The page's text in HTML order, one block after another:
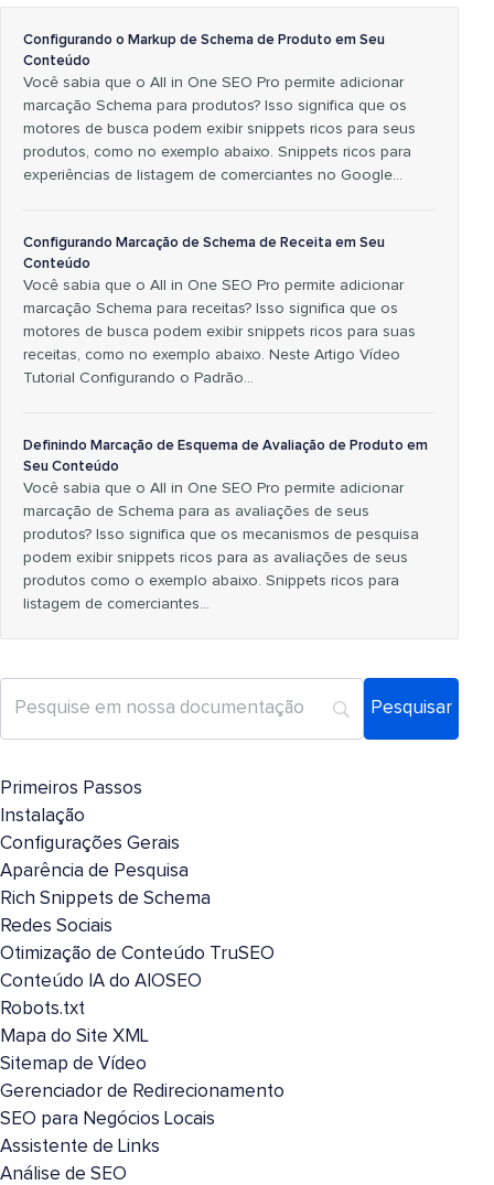
Configurando o Markup de Schema de Produto em Seu
Conteúdo
Você sabia que o All in One SEO Pro permite adicionar
marcação Schema para produtos? Isso significa que os
motores de busca podem exibir snippets ricos para seus
produtos, como no exemplo abaixo. Snippets ricos para
experiências de listagem de comerciantes no Google…
Configurando Marcação de Schema de Receita em Seu
Conteúdo
Você sabia que o All in One SEO Pro permite adicionar
marcação Schema para receitas? Isso significa que os
motores de busca podem exibir snippets ricos para suas
receitas, como no exemplo abaixo. Neste Artigo Vídeo
Tutorial Configurando o Padrão…
Definindo Marcação de Esquema de Avaliação de Produto em
Seu Conteúdo
Você sabia que o All in One SEO Pro permite adicionar
marcação de Schema para as avaliações de seus
produtos? Isso significa que os mecanismos de pesquisa
podem exibir snippets ricos para as avaliações de seus
produtos como o exemplo abaixo. Snippets ricos para
listagem de comerciantes…
Primeiros Passos
Instalação
Configurações Gerais
Aparência de Pesquisa
Rich Snippets de Schema
Redes Sociais
Otimização de Conteúdo TruSEO
Conteúdo IA do AIOSEO
Robots.txt
Mapa do Site XML
Sitemap de Vídeo
Gerenciador de Redirecionamento
SEO para Negócios Locais
Assistente de Links
Análise de SEO